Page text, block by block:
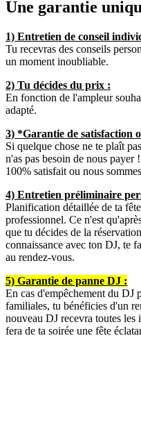
Une garantie
1) Entretien de conseil
Tu recevras des conseils
un moment inoubliable.
2) Tu décides du prix :
En fonction de l'ampleur
adapté.
3) *Garantie de satisfaction
Si quelque chose ne te plaît
n'as pas besoin de nous payer
100% satisfait ou nous
4) Entretien préliminaire
Planification détaillée de ta
professionnel. Ce n'est
que tu décides de la
connaissance avec ton DJ, te
au rendez-vous.
5) Garantie de panne DJ :
En cas d'empêchement du DJ
familiales, tu bénéficies d'un
nouveau DJ recevra toutes
fera de ta soirée une fête